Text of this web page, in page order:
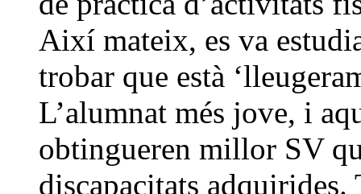
Així mateix, es va
trobar que està
L’alumnat més jove, i
obtingueren millor SV
discapacitats